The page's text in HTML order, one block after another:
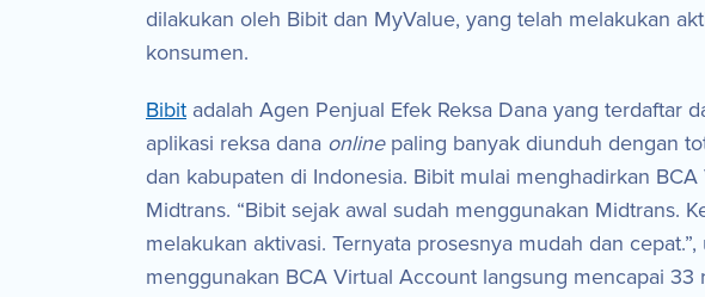
dilakukan oleh Bibit dan MyValue, yang telah melakukan
konsumen.
Bibit adalah Agen Penjual Efek Reksa Dana yang terdaftar
aplikasi reksa dana onlinepaling banyak diunduh dengan
dan kabupaten di Indonesia. Bibit mulai menghadirkan
Midtrans. “Bibit sejak awal sudah menggunakan Midtrans.
melakukan aktivasi. Ternyata prosesnya mudah dan
menggunakan BCA Virtual Account langsung mencapai